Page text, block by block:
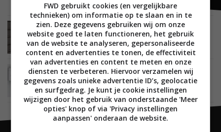
SMARTHOME 15 NOVEMBER 2018
Somfy Outdoor Camera vanaf eind november
beschikbaar
SMARTHOME 08 JANUARI 2018
Somfy introduceert de Somfy Outdoor Camera
tijdens CES 2018
FWD gebruikt cookies (en vergelijkbare
technieken) om informatie op te slaan en in te
zien. Deze gegevens gebruiken wij om onze
website goed te laten functioneren, het gebruik
van de website te analyseren, gepersonaliseerde
content en advertenties te tonen, de effectiviteit
van advertenties en content te meten en onze
diensten te verbeteren. Hiervoor verzamelen wij
gegevens zoals unieke advertentie ID’s, geolocatie
en surfgedrag. Je kunt je cookie instellingen
wijzigen door het gebruik van onderstaande 'Meer
opties' knop of via 'Privacy instellingen
aanpassen' onderaan de website.